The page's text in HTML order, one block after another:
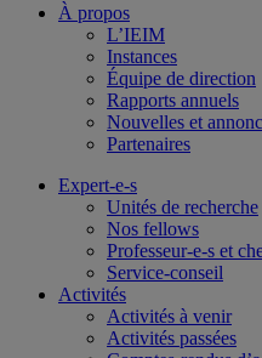
À propos
L’IEIM
Instances
Équipe de direction
Rapports annuels
Nouvelles et
Partenaires
Expert-e-s
Unités de recherche
Nos fellows
Professeur-e-s et
Service-conseil
Activités
Activités à venir
Activités passées